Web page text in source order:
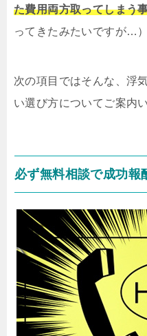
た費用両方取ってしまう
ってきたみたいですが…）
次の項目ではそんな、浮
い選び方についてご案内
必ず無料相談で成功報